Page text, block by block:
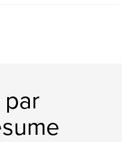
par